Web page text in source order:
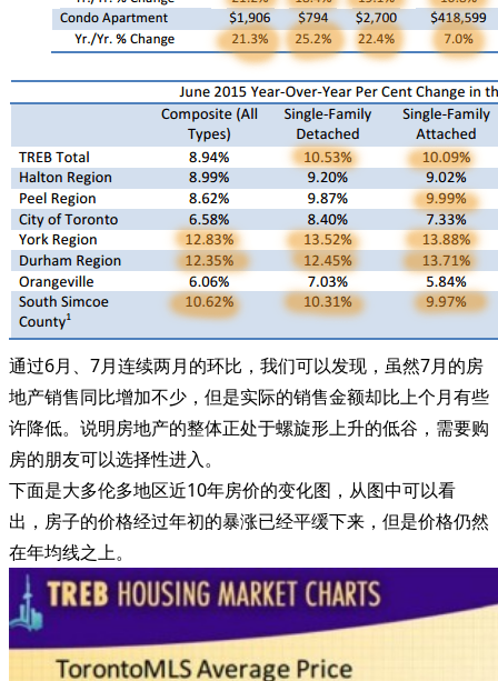
通过6月、7月连续两月的环比，我们可以发现，虽然7月的房
地产销售同比增加不少，但是实际的销售金额却比上个月有些
许降低。说明房地产的整体正处于螺旋形上升的低谷，需要购
房的朋友可以选择性进入。
下面是大多伦多地区近10年房价的变化图，从图中可以看
出，房子的价格经过年初的暴涨已经平缓下来，但是价格仍然
在年均线之上。